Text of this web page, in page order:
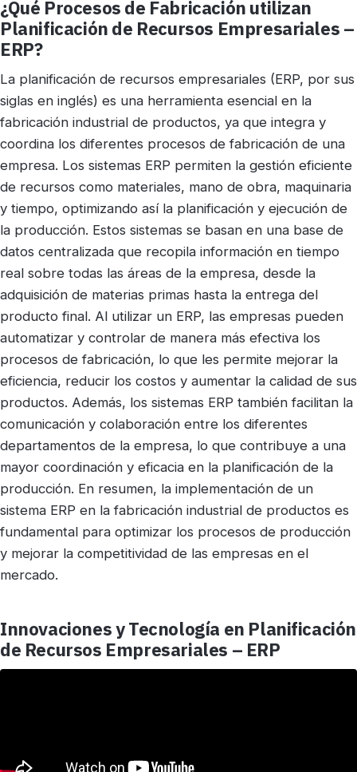
¿Qué Procesos de Fabricación utilizan
Planificación de Recursos Empresariales –
ERP?
La planificación de recursos empresariales (ERP, por sus
siglas en inglés) es una herramienta esencial en la
fabricación industrial de productos, ya que integra y
coordina los diferentes procesos de fabricación de una
empresa. Los sistemas ERP permiten la gestión eficiente
de recursos como materiales, mano de obra, maquinaria
y tiempo, optimizando así la planificación y ejecución de
la producción. Estos sistemas se basan en una base de
datos centralizada que recopila información en tiempo
real sobre todas las áreas de la empresa, desde la
adquisición de materias primas hasta la entrega del
producto final. Al utilizar un ERP, las empresas pueden
automatizar y controlar de manera más efectiva los
procesos de fabricación, lo que les permite mejorar la
eficiencia, reducir los costos y aumentar la calidad de sus
productos. Además, los sistemas ERP también facilitan la
comunicación y colaboración entre los diferentes
departamentos de la empresa, lo que contribuye a una
mayor coordinación y eficacia en la planificación de la
producción. En resumen, la implementación de un
sistema ERP en la fabricación industrial de productos es
fundamental para optimizar los procesos de producción
y mejorar la competitividad de las empresas en el
mercado.
Innovaciones y Tecnología en Planificación
de Recursos Empresariales – ERP